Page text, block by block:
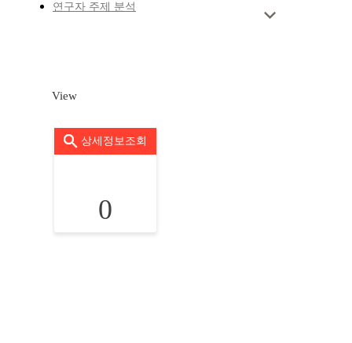
연구자 주제 분석
View
상세정보조회
0